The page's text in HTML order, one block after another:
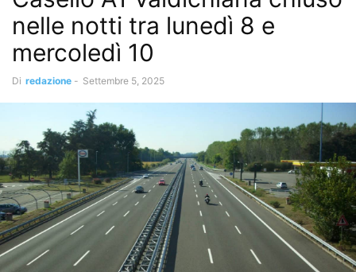
nelle notti tra lunedì 8 e
mercoledì 10
Di redazione - Settembre 5, 2025